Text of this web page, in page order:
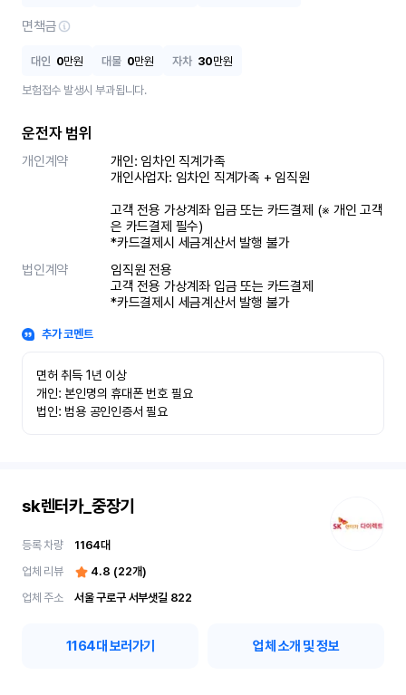
면책금
대인 0만원 대물 0만원 자차 30만원
보험접수 발생시 부과됩니다.
운전자 범위
개인계약
개인: 임차인 직계가족
개인사업자: 임차인 직계가족 + 임직원
고객 전용 가상계좌 입금 또는 카드결제 (※ 개인 고객
은 카드결제 필수)
*카드결제시 세금계산서 발행 불가
법인계약
임직원 전용
고객 전용 가상계좌 입금 또는 카드결제
*카드결제시 세금계산서 발행 불가
추가 코멘트
면허 취득 1년 이상
개인: 본인명의 휴대폰 번호 필요
법인: 범용 공인인증서 필요
sk렌터카_중장기
등록 차량 1164대
업체 리뷰
4.8 (22개)
업체 주소
서울 구로구 서부샛길 822
1164대 보러가기 업체 소개 및 정보